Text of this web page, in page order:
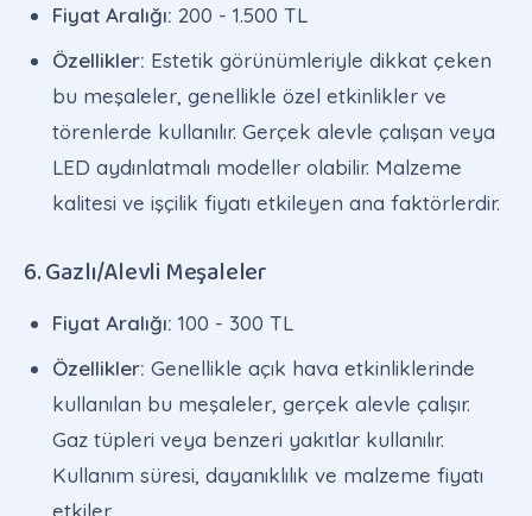
Fiyat Aralığı: 200 - 1.500 TL
Özellikler: Estetik görünümleriyle dikkat çeken
bu meşaleler, genellikle özel etkinlikler ve
törenlerde kullanılır. Gerçek alevle çalışan veya
LED aydınlatmalı modeller olabilir. Malzeme
kalitesi ve işçilik fiyatı etkileyen ana faktörlerdir.
6. Gazlı/Alevli Meşaleler
Fiyat Aralığı: 100 - 300 TL
Özellikler: Genellikle açık hava etkinliklerinde
kullanılan bu meşaleler, gerçek alevle çalışır.
Gaz tüpleri veya benzeri yakıtlar kullanılır.
Kullanım süresi, dayanıklılık ve malzeme fiyatı
etkiler.